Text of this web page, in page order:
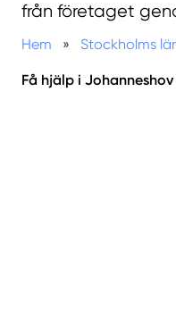
från företaget
Hem » Stockholms
Få hjälp i Johanneshov